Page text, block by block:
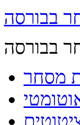
בבורסה
בבורסה